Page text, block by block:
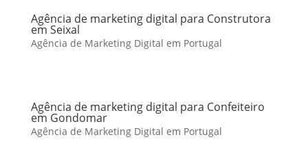
Agência de marketing digital para Construtora
em Seixal
Agência de Marketing Digital em Portugal
Agência de marketing digital para Confeiteiro
em Gondomar
Agência de Marketing Digital em Portugal